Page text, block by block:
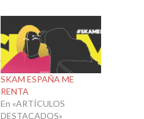
SKAM ESPAÑA ME
RENTA
En «ARTÍCULOS
DESTACADOS»